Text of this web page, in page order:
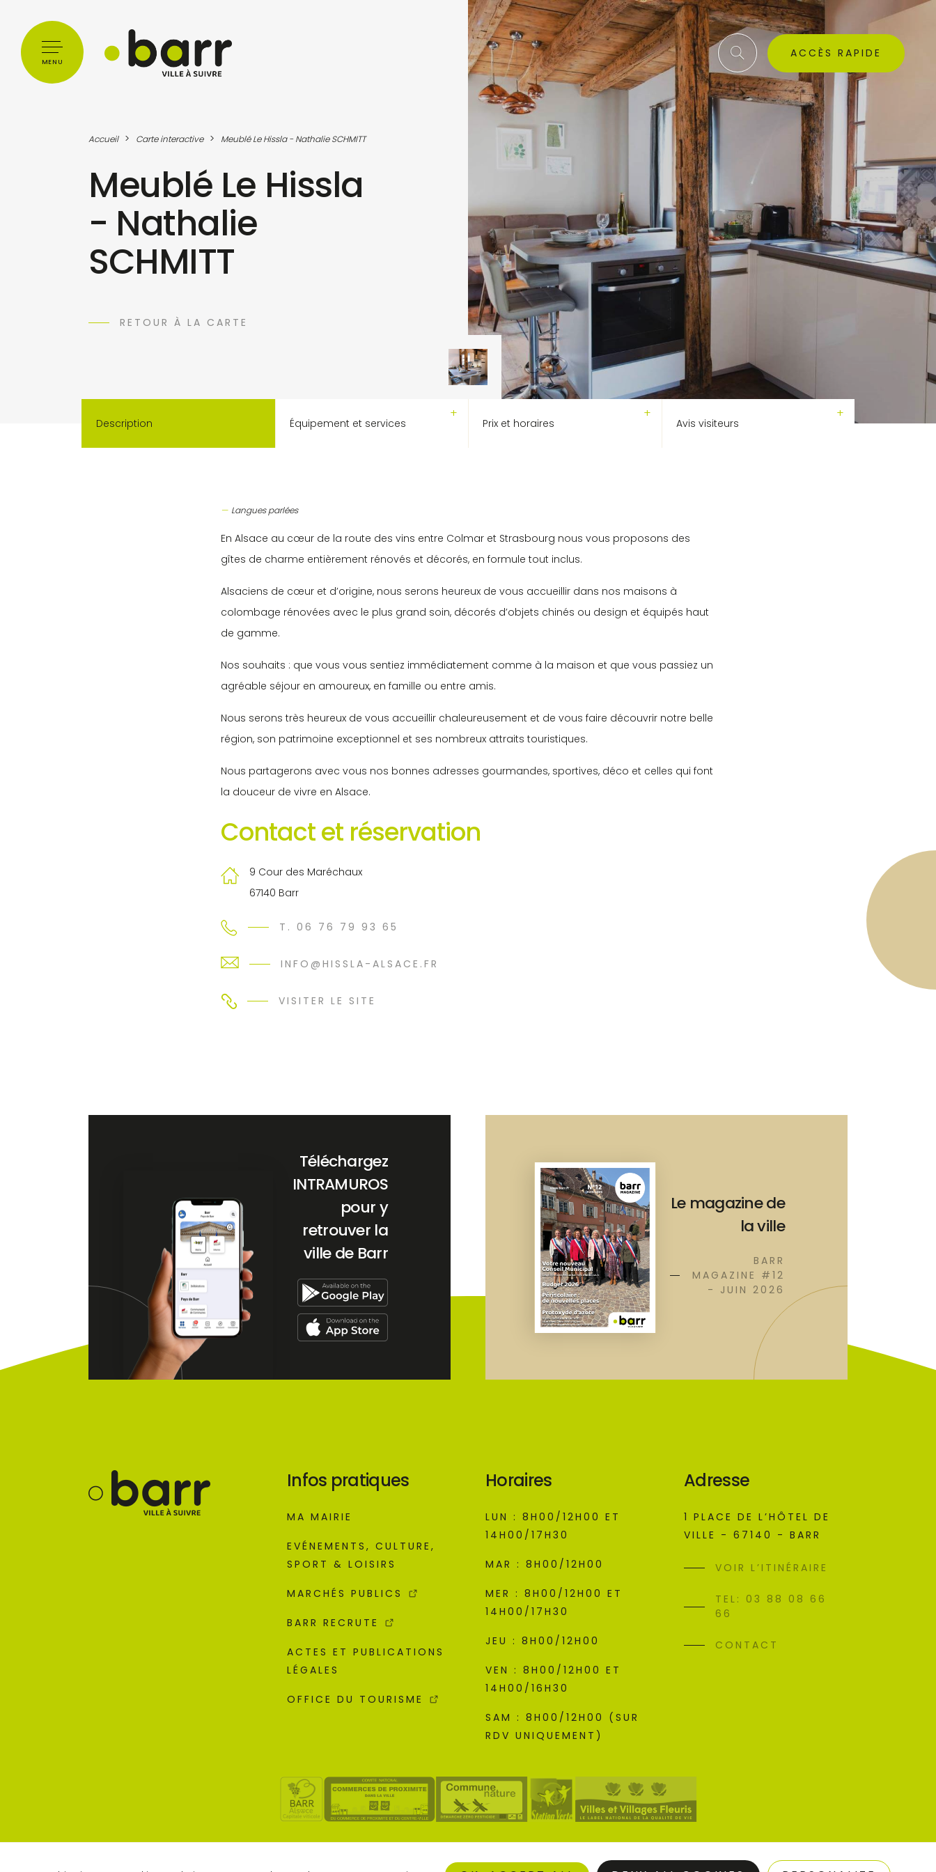
MENU
ACCÈS RAPIDE
Accueil > Carte interactive > Meublé Le Hissla - Nathalie SCHMITT
Meublé Le Hissla
- Nathalie
SCHMITT
RETOUR À LA CARTE
Description Équipement et services Prix et horaires Avis visiteurs
Langues parlées
En Alsace au cœur de la route des vins entre Colmar et Strasbourg nous vous proposons des
gîtes de charme entièrement rénovés et décorés, en formule tout inclus.
Alsaciens de cœur et d’origine, nous serons heureux de vous accueillir dans nos maisons à
colombage rénovées avec le plus grand soin, décorés d’objets chinés ou design et équipés haut
de gamme.
Nos souhaits : que vous vous sentiez immédiatement comme à la maison et que vous passiez un
agréable séjour en amoureux, en famille ou entre amis.
Nous serons très heureux de vous accueillir chaleureusement et de vous faire découvrir notre belle
région, son patrimoine exceptionnel et ses nombreux attraits touristiques.
Nous partagerons avec vous nos bonnes adresses gourmandes, sportives, déco et celles qui font
la douceur de vivre en Alsace.
Contact et réservation
9 Cour des Maréchaux
67140 Barr
T. 06 76 79 93 65
INFO@HISSLA-ALSACE.FR
VISITER LE SITE
Téléchargez
INTRAMUROS
pour y
retrouver la
ville de Barr
Le magazine de
la ville
BARR
MAGAZINE #12
- JUIN 2026
Infos pratiques
MA MAIRIE
EVÉNEMENTS, CULTURE,
SPORT & LOISIRS
MARCHÉS PUBLICS
BARR RECRUTE
ACTES ET PUBLICATIONS
LÉGALES
OFFICE DU TOURISME
Horaires
LUN : 8H00/12H00 ET
14H00/17H30
MAR : 8H00/12H00
MER : 8H00/12H00 ET
14H00/17H30
JEU : 8H00/12H00
VEN : 8H00/12H00 ET
14H00/16H30
SAM : 8H00/12H00 (SUR
RDV UNIQUEMENT)
Adresse
1 PLACE DE L’HÔTEL DE
VILLE - 67140 - BARR
VOIR L’ITINÉRAIRE
TEL: 03 88 08 66
66
CONTACT